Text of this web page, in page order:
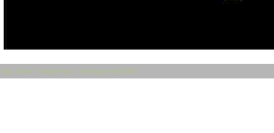
Boa Tarde - Sexta Feira, 7 de Agosto de 2026